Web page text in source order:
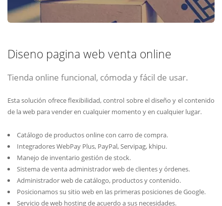
Diseno pagina web venta online
Tienda online funcional, cómoda y fácil de usar.
Esta solución ofrece flexibilidad, control sobre el diseño y el contenido
de la web para vender en cualquier momento y en cualquier lugar.
Catálogo de productos online con carro de compra.
Integradores WebPay Plus, PayPal, Servipag, khipu.
Manejo de inventario gestión de stock.
Sistema de venta administrador web de clientes y órdenes.
Administrador web de catálogo, productos y contenido.
Posicionamos su sitio web en las primeras posiciones de Google.
Servicio de web hosting de acuerdo a sus necesidades.